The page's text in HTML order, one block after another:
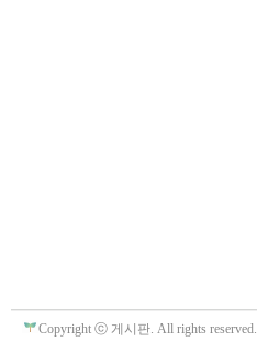
Copyright ⓒ 게시판. All rights reserved.